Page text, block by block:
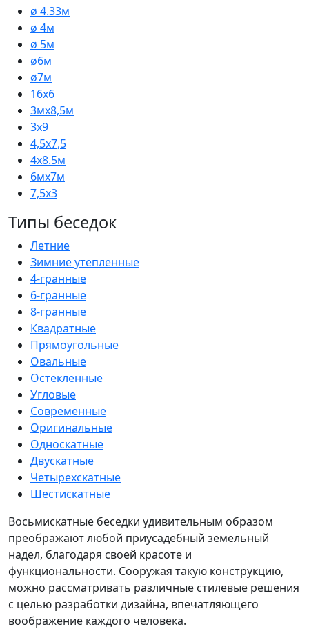
ø 4.33м
ø 4м
ø 5м
ø6м
ø7м
16х6
3мх8,5м
3х9
4,5х7,5
4х8.5м
6мх7м
7,5х3
Типы беседок
Летние
Зимние утепленные
4-гранные
6-гранные
8-гранные
Квадратные
Прямоугольные
Овальные
Остекленные
Угловые
Современные
Оригинальные
Односкатные
Двускатные
Четырехскатные
Шестискатные
Восьмискатные беседки удивительным образом
преображают любой приусадебный земельный
надел, благодаря своей красоте и
функциональности. Сооружая такую конструкцию,
можно рассматривать различные стилевые решения
с целью разработки дизайна, впечатляющего
воображение каждого человека.